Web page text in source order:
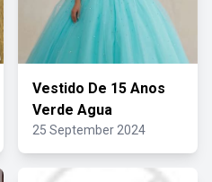
Vestido De 15 Anos
Verde Agua
25 September 2024